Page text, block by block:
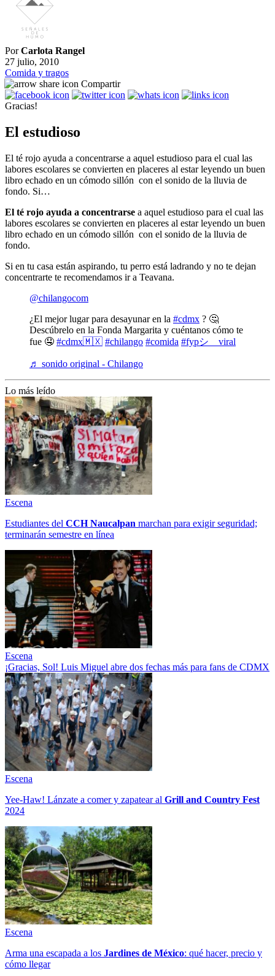
PorCarlota Rangel
27 julio, 2010
Comida y tragos
Compartir
Gracias!
El estudioso
El té rojo ayuda a concentrarse a aquel estudioso para el cual las
labores escolares se convierten en placeres al estar leyendo un buen
libro echado en un cómodo sillón con el sonido de la lluvia de
fondo. Si…
El té rojo ayuda a concentrarse a aquel estudioso para el cual las
labores escolares se convierten en placeres al estar leyendo un buen
libro echado en un cómodo sillón con el sonido de la lluvia de
fondo.
Si en tu casa están aspirando, tu perro está ladrando y no te dejan
concentrarte te recomendamos ir a Teavana.
@chilangocom
¿El mejor lugar para desayunar en la #cdmx ? 🤔
Descúbrelo en la Fonda Margarita y cuéntanos cómo te
fue 🤤 #cdmx🇲🇽 #chilango #comida #fypシ゚viral
♬ sonido original - Chilango
Lo más leído
Escena
Estudiantes del CCH Naucalpan marchan para exigir seguridad;
terminarán semestre en línea
Escena
¡Gracias, Sol! Luis Miguel abre dos fechas más para fans de CDMX
Escena
Yee-Haw! Lánzate a comer y zapatear al Grill and Country Fest
2024
Escena
Arma una escapada a los Jardines de México: qué hacer, precio y
cómo llegar